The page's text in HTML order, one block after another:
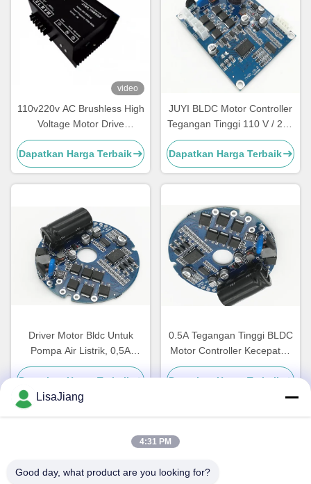
video
110v220v AC Brushless High
Voltage Motor Drive
Controller Perumahan
lengkap memungkinkan
kontrol dengan perlindungan
ganda 4A
Dapatkan Harga Terbaik
JUYI BLDC Motor Controller
Tegangan Tinggi 110 V / 220
V AC Input 77 * 60 * 28mm
Dapatkan Harga Terbaik
Driver Motor Bldc Untuk
Pompa Air Listrik, 0,5A
Brushless Sensorless
Controller
Dapatkan Harga Terbaik
0.5A Tegangan Tinggi BLDC
Motor Controller Kecepatan
Sinyal Pulsa Output -20 - 85
℃
Dapatkan Harga Terbaik
LisaJiang
4:31 PM
Good day, what product are you looking for?